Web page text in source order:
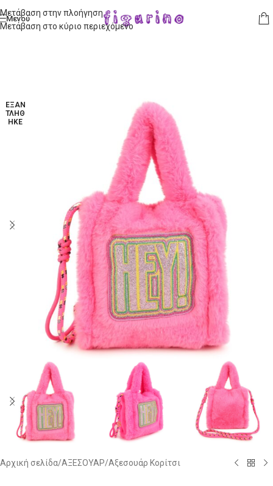
Μετάβαση στην πλοήγηση
Μετάβαση στο κύριο περιεχόμενο
Μενού
ΕΞΑΝ
ΤΛΉΘ
ΗΚΕ
Αρχική σελίδα/ΑΞΕΣΟΥΑΡ/Αξεσουάρ Κορίτσι